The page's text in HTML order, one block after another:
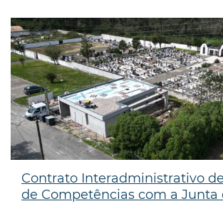
Contrato Interadministrativo
de Competências com a Junta